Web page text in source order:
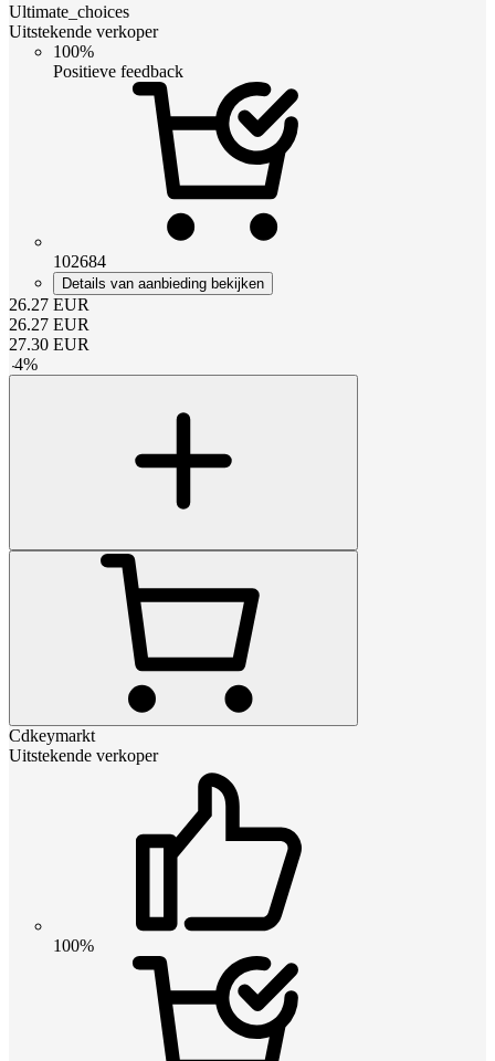
Ultimate_choices
Uitstekende verkoper
100%
Positieve feedback
102684
Details van aanbieding bekijken
26.27 EUR
26.27 EUR
27.30 EUR
-4%
Cdkeymarkt
Uitstekende verkoper
100%